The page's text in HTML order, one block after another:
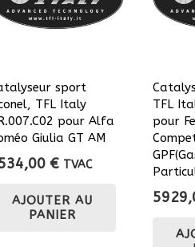
sport
TFL Italy
pour Alfa
Giulia GT AM
€ TVAC
AJOUTER AU
PANIER
TFL
pour